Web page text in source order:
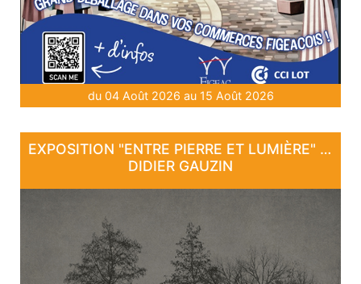
du 04 Août 2026 au 15 Août 2026
EXPOSITION "ENTRE PIERRE ET LUMIÈRE" - DE DAN COURTICE ET DE
DIDIER GAUZIN